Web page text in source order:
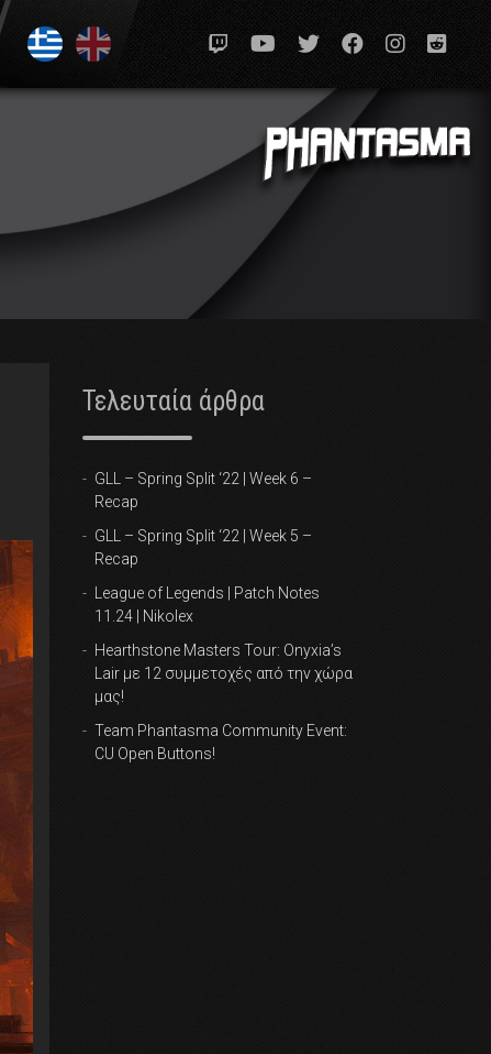
Τελευταία άρθρα
GLL – Spring Split ‘22 | Week 6 –
Recap
GLL – Spring Split ‘22 | Week 5 –
Recap
League of Legends | Patch Notes
11.24 | Nikolex
Hearthstone Masters Tour: Onyxia’s
Lair με 12 συμμετοχές από την χώρα
μας!
Team Phantasma Community Event:
CU Open Buttons!